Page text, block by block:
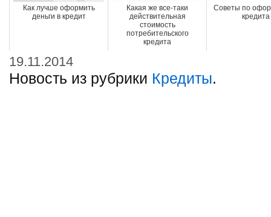
Как лучше оформить
деньги в кредит
Какая же все-таки
действительная
стоимость
потребительского
кредита
Советы по
кредита
19.11.2014
Новость из рубрики Кредиты.